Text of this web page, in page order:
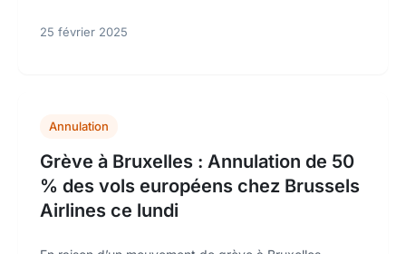
25 février 2025
Annulation
Grève à Bruxelles : Annulation de 50
% des vols européens chez Brussels
Airlines ce lundi